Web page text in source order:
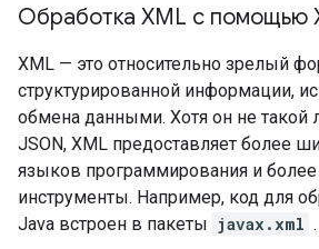
Обработка XML с помощью
XML — это относительно зрелый
структурированной информации,
обмена данными. Хотя он не такой
JSON, XML предоставляет более
языков программирования и
инструменты. Например, код для
Java встроен в пакеты javax.xml .